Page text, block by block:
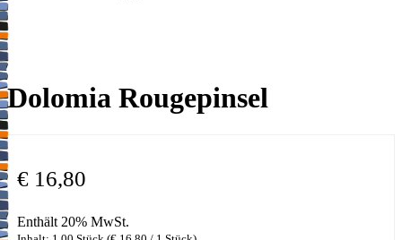
Dolomia Rougepinsel
€ 16,80
Enthält 20% MwSt.